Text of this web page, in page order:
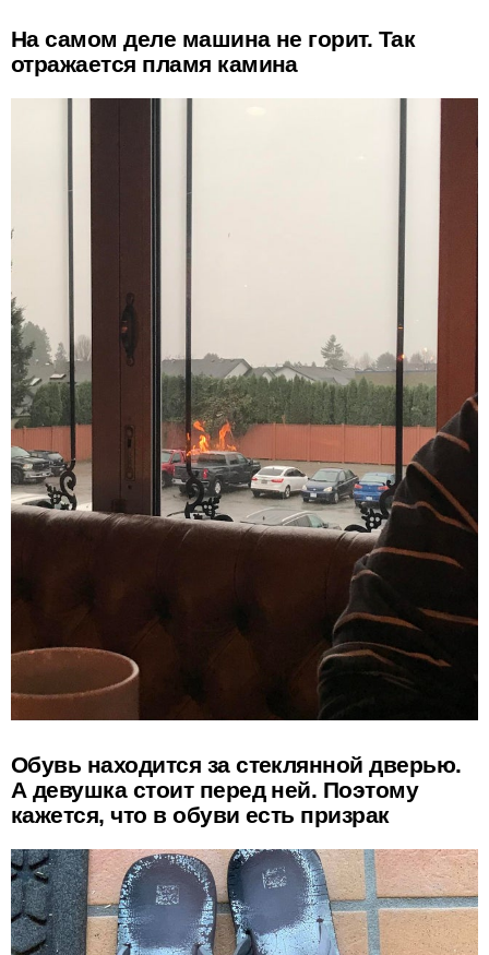
На самом деле машина не горит. Так
отражается пламя камина
Обувь находится за стеклянной дверью.
А девушка стоит перед ней. Поэтому
кажется, что в обуви есть призрак